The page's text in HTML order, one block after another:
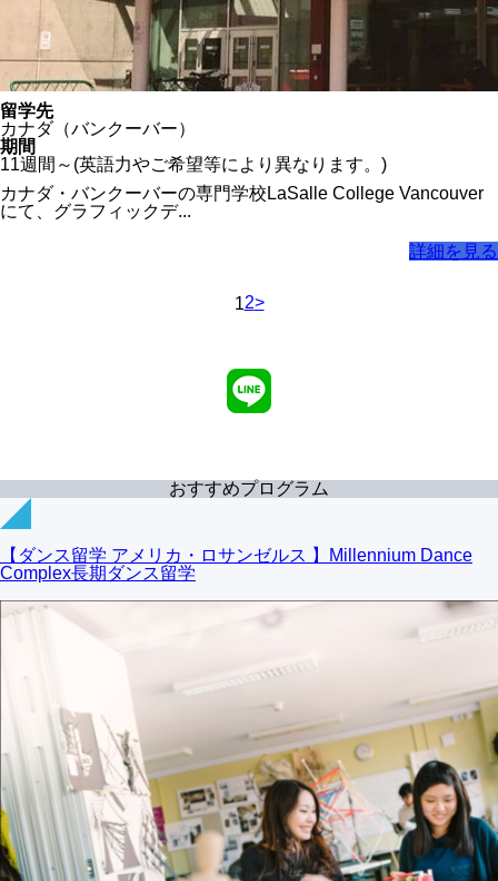
留学先
カナダ（バンクーバー）
期間
11週間～(英語力やご希望等により異なります。)
カナダ・バンクーバーの専門学校LaSalle College Vancouver
にて、グラフィックデ...
詳細を見る
12>
おすすめプログラム
【ダンス留学 アメリカ・ロサンゼルス 】Millennium Dance
Complex長期ダンス留学